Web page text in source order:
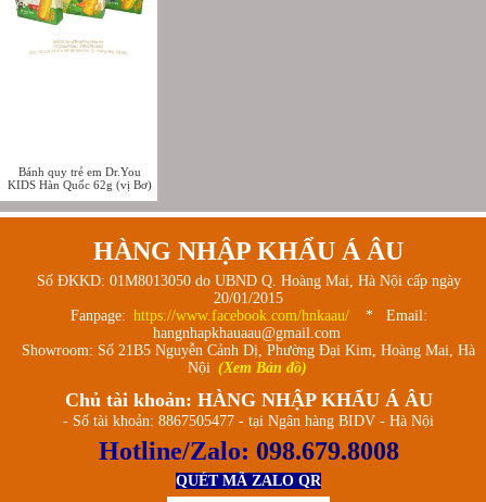
Bánh quy trẻ em Dr.You
KIDS Hàn Quốc 62g (vị Bơ)
HÀNG NHẬP KHẨU Á ÂU
Số ĐKKD: 01M8013050 do UBND Q. Hoàng Mai, Hà Nội cấp ngày
20/01/2015
Fanpage: https://www.facebook.com/hnkaau/
* Email:
hangnhapkhauaau@gmail.com
Showroom: Số 21B5 Nguyễn Cảnh Dị, Phường Đại Kim, Hoàng Mai, Hà
Nội (Xem Bản đồ)
Chủ tài khoản: HÀNG NHẬP KHẨU Á ÂU
- Số tài khoản: 8867505477 - tại Ngân hàng BIDV - Hà Nội
Hotline/Zalo: 098.679.8008
QUÉT MÃ ZALO QR